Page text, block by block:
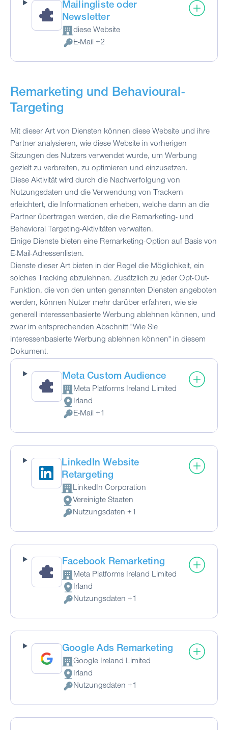
Mailingliste oder
Newsletter
Firma:
diese Website
Verarbeitete personenbezogene Daten:
E-Mail +2
Remarketing und Behavioural-
Targeting
Mit dieser Art von Diensten können diese Website und ihre
Partner analysieren, wie diese Website in vorherigen
Sitzungen des Nutzers verwendet wurde, um Werbung
gezielt zu verbreiten, zu optimieren und einzusetzen.
Diese Aktivität wird durch die Nachverfolgung von
Nutzungsdaten und die Verwendung von Trackern
erleichtert, die Informationen erheben, welche dann an die
Partner übertragen werden, die die Remarketing- und
Behavioral Targeting-Aktivitäten verwalten.
Einige Dienste bieten eine Remarketing-Option auf Basis von
E-Mail-Adressenlisten.
Dienste dieser Art bieten in der Regel die Möglichkeit, ein
solches Tracking abzulehnen. Zusätzlich zu jeder Opt-Out-
Funktion, die von den unten genannten Diensten angeboten
werden, können Nutzer mehr darüber erfahren, wie sie
generell interessenbasierte Werbung ablehnen können, und
zwar im entsprechenden Abschnitt "Wie Sie
interessenbasierte Werbung ablehnen können" in diesem
Dokument.
Meta Custom Audience
Firma:
Meta Platforms Ireland Limited
Verarbeitungsort:
Irland
Verarbeitete personenbezogene Daten:
E-Mail +1
LinkedIn Website
Retargeting
Firma:
LinkedIn Corporation
Verarbeitungsort:
Vereinigte Staaten
Verarbeitete personenbezogene Daten:
Nutzungsdaten +1
Facebook Remarketing
Firma:
Meta Platforms Ireland Limited
Verarbeitungsort:
Irland
Verarbeitete personenbezogene Daten:
Nutzungsdaten +1
Google Ads Remarketing
Firma:
Google Ireland Limited
Verarbeitungsort:
Irland
Verarbeitete personenbezogene Daten:
Nutzungsdaten +1